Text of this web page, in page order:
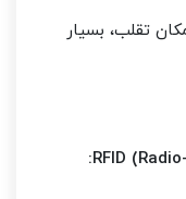
تقلب، بسیار